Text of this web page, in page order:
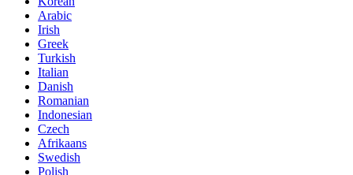
Arabic
Irish
Greek
Turkish
Italian
Danish
Romanian
Indonesian
Czech
Afrikaans
Swedish
Polish